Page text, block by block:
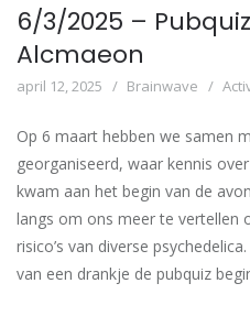
6/3/2025 –
Alcmaeon
april 12, 2025 Brainwave
Op 6 maart hebben we samen
georganiseerd, waar kennis
kwam aan het begin van de
langs om ons meer te vertellen
risico’s van diverse
van een drankje de pubquiz